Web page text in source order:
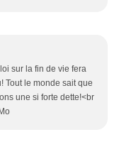
sur la fin de vie fera
Tout le monde sait que
une si forte dette!<br